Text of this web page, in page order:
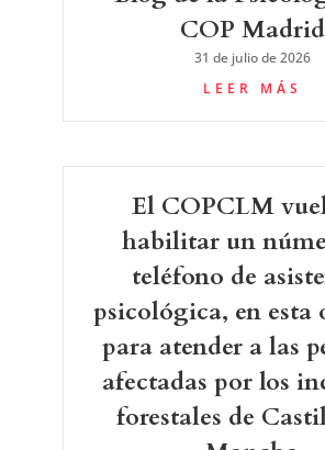
COP Madrid
31 de julio de 2026
LEER MÁS
El COPCLM
habilitar un
teléfono de
psicológica, en esta
para atender a las
afectadas por los
forestales de